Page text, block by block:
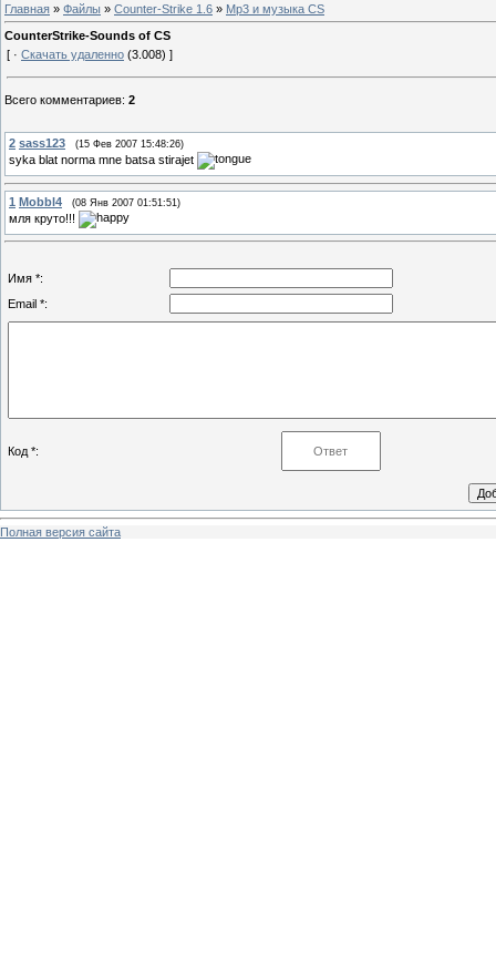
Главная » Файлы » Counter-Strike 1.6 » Mp3 и музыка CS
CounterStrike-Sounds of CS
[ · Скачать удаленно (3.008) ]
Всего комментариев: 2
2 sass123 (15 Фев 2007 15:48:26)
syka blat norma mne batsa stirajet
1 Mobbl4 (08 Янв 2007 01:51:51)
мля круто!!!
Имя *:
Email *:
Код *:
Полная версия сайта